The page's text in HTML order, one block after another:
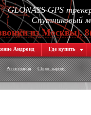
GLONASS GPS
Спутниковый
из Москвы),
Андроид Где купить
Регистрация Сброс пароля